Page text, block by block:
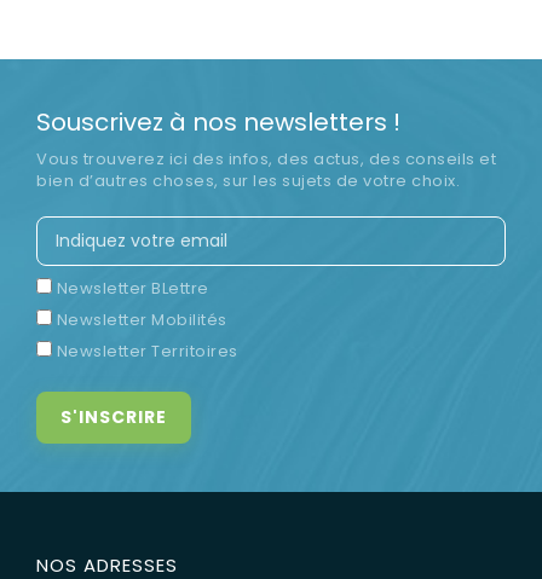
Souscrivez à nos newsletters !
Vous trouverez ici des infos, des actus, des conseils et
bien d’autres choses, sur les sujets de votre choix.
Newsletter BLettre
Newsletter Mobilités
Newsletter Territoires
NOS ADRESSES